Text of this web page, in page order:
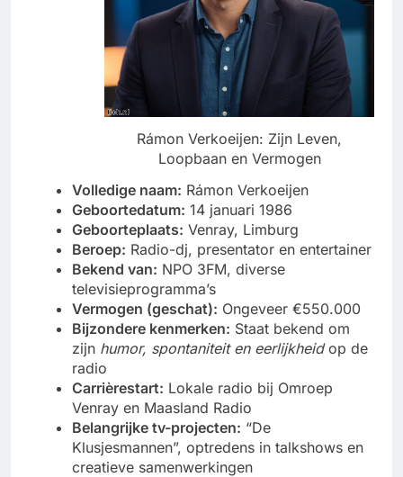
Rámon Verkoeijen: Zijn Leven,
Loopbaan en Vermogen
Volledige naam: Rámon Verkoeijen
Geboortedatum: 14 januari 1986
Geboorteplaats: Venray, Limburg
Beroep: Radio-dj, presentator en entertainer
Bekend van: NPO 3FM, diverse
televisieprogramma’s
Vermogen (geschat): Ongeveer €550.000
Bijzondere kenmerken: Staat bekend om
zijn humor, spontaniteit en eerlijkheidop de
radio
Carrièrestart: Lokale radio bij Omroep
Venray en Maasland Radio
Belangrijke tv-projecten: “De
Klusjesmannen”, optredens in talkshows en
creatieve samenwerkingen